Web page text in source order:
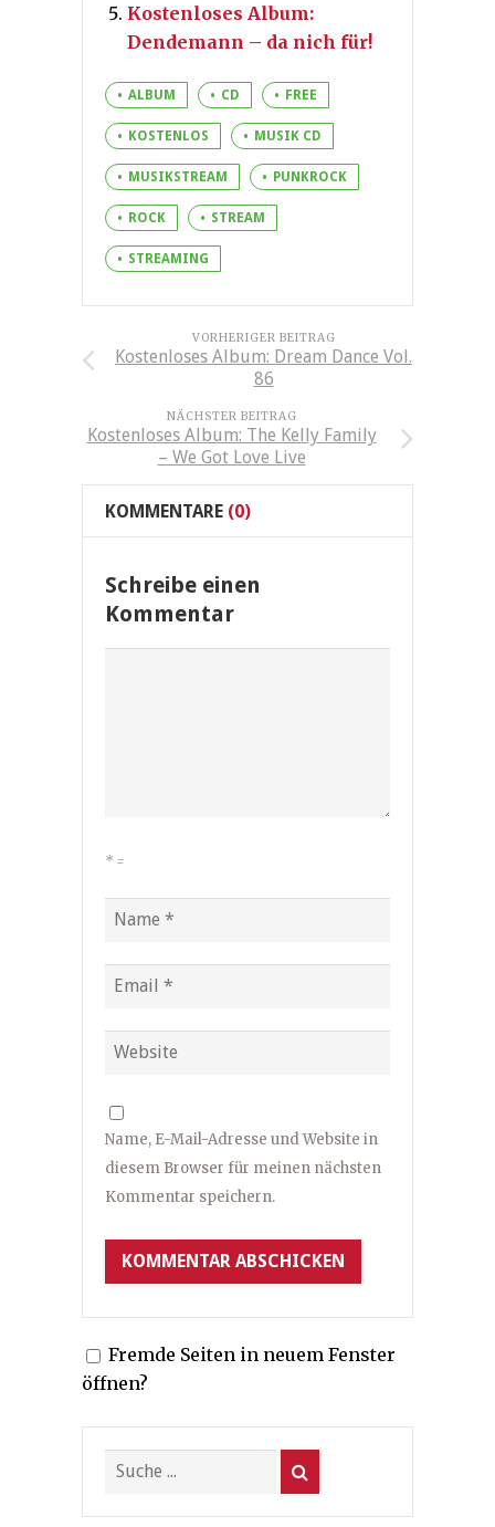
Kostenloses Album:
Dendemann – da nich für!
ALBUM CD FREE
KOSTENLOS MUSIK CD
MUSIKSTREAM PUNKROCK
ROCK STREAM
STREAMING
VORHERIGER BEITRAG
Kostenloses Album: Dream Dance Vol.
86
NÄCHSTER BEITRAG
Kostenloses Album: The Kelly Family
– We Got Love Live
KOMMENTARE (0)
Schreibe einen
Kommentar
* =
Name, E-Mail-Adresse und Website in
diesem Browser für meinen nächsten
Kommentar speichern.
Fremde Seiten in neuem Fenster
öffnen?